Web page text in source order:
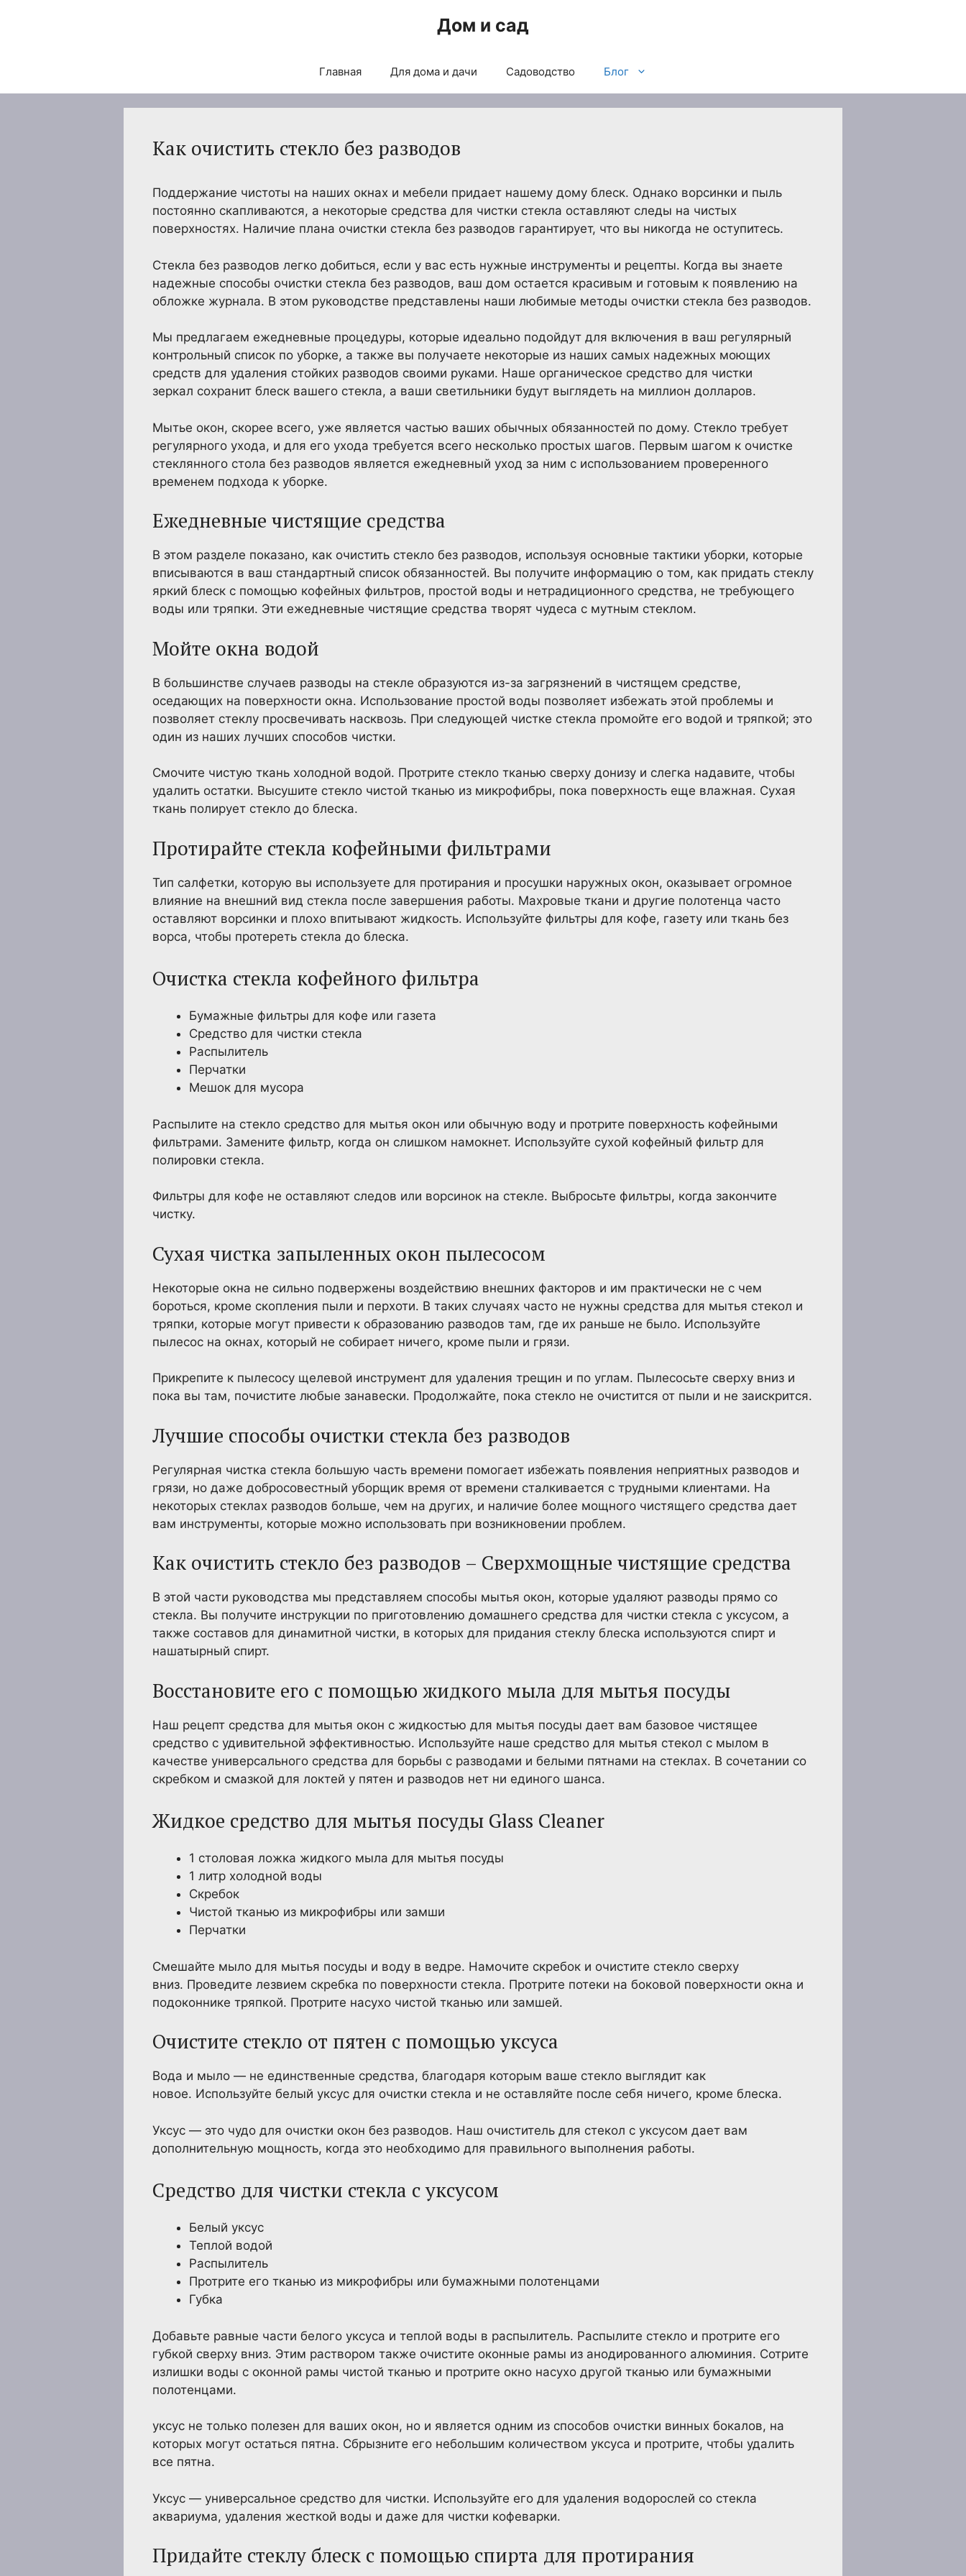
Дом и сад
Главная Для дома и дачи Садоводство Блог
Как очистить стекло без разводов
Поддержание чистоты на наших окнах и мебели придает нашему дому блеск. Однако ворсинки и пыль
постоянно скапливаются, а некоторые средства для чистки стекла оставляют следы на чистых
поверхностях. Наличие плана очистки стекла без разводов гарантирует, что вы никогда не оступитесь.
Стекла без разводов легко добиться, если у вас есть нужные инструменты и рецепты. Когда вы знаете
надежные способы очистки стекла без разводов, ваш дом остается красивым и готовым к появлению на
обложке журнала. В этом руководстве представлены наши любимые методы очистки стекла без разводов.
Мы предлагаем ежедневные процедуры, которые идеально подойдут для включения в ваш регулярный
контрольный список по уборке, а также вы получаете некоторые из наших самых надежных моющих
средств для удаления стойких разводов своими руками. Наше органическое средство для чистки
зеркал сохранит блеск вашего стекла, а ваши светильники будут выглядеть на миллион долларов.
Мытье окон, скорее всего, уже является частью ваших обычных обязанностей по дому. Стекло требует
регулярного ухода, и для его ухода требуется всего несколько простых шагов. Первым шагом к очистке
стеклянного стола без разводов является ежедневный уход за ним с использованием проверенного
временем подхода к уборке.
Ежедневные чистящие средства
В этом разделе показано, как очистить стекло без разводов, используя основные тактики уборки, которые
вписываются в ваш стандартный список обязанностей. Вы получите информацию о том, как придать стеклу
яркий блеск с помощью кофейных фильтров, простой воды и нетрадиционного средства, не требующего
воды или тряпки. Эти ежедневные чистящие средства творят чудеса с мутным стеклом.
Мойте окна водой
В большинстве случаев разводы на стекле образуются из-за загрязнений в чистящем средстве,
оседающих на поверхности окна. Использование простой воды позволяет избежать этой проблемы и
позволяет стеклу просвечивать насквозь. При следующей чистке стекла промойте его водой и тряпкой; это
один из наших лучших способов чистки.
Смочите чистую ткань холодной водой. Протрите стекло тканью сверху донизу и слегка надавите, чтобы
удалить остатки. Высушите стекло чистой тканью из микрофибры, пока поверхность еще влажная. Сухая
ткань полирует стекло до блеска.
Протирайте стекла кофейными фильтрами
Тип салфетки, которую вы используете для протирания и просушки наружных окон, оказывает огромное
влияние на внешний вид стекла после завершения работы. Махровые ткани и другие полотенца часто
оставляют ворсинки и плохо впитывают жидкость. Используйте фильтры для кофе, газету или ткань без
ворса, чтобы протереть стекла до блеска.
Очистка стекла кофейного фильтра
Бумажные фильтры для кофе или газета
Средство для чистки стекла
Распылитель
Перчатки
Мешок для мусора
Распылите на стекло средство для мытья окон или обычную воду и протрите поверхность кофейными
фильтрами. Замените фильтр, когда он слишком намокнет. Используйте сухой кофейный фильтр для
полировки стекла.
Фильтры для кофе не оставляют следов или ворсинок на стекле. Выбросьте фильтры, когда закончите
чистку.
Сухая чистка запыленных окон пылесосом
Некоторые окна не сильно подвержены воздействию внешних факторов и им практически не с чем
бороться, кроме скопления пыли и перхоти. В таких случаях часто не нужны средства для мытья стекол и
тряпки, которые могут привести к образованию разводов там, где их раньше не было. Используйте
пылесос на окнах, который не собирает ничего, кроме пыли и грязи.
Прикрепите к пылесосу щелевой инструмент для удаления трещин и по углам. Пылесосьте сверху вниз и
пока вы там, почистите любые занавески. Продолжайте, пока стекло не очистится от пыли и не заискрится.
Лучшие способы очистки стекла без разводов
Регулярная чистка стекла большую часть времени помогает избежать появления неприятных разводов и
грязи, но даже добросовестный уборщик время от времени сталкивается с трудными клиентами. На
некоторых стеклах разводов больше, чем на других, и наличие более мощного чистящего средства дает
вам инструменты, которые можно использовать при возникновении проблем.
Как очистить стекло без разводов – Сверхмощные чистящие средства
В этой части руководства мы представляем способы мытья окон, которые удаляют разводы прямо со
стекла. Вы получите инструкции по приготовлению домашнего средства для чистки стекла с уксусом, а
также составов для динамитной чистки, в которых для придания стеклу блеска используются спирт и
нашатырный спирт.
Восстановите его с помощью жидкого мыла для мытья посуды
Наш рецепт средства для мытья окон с жидкостью для мытья посуды дает вам базовое чистящее
средство с удивительной эффективностью. Используйте наше средство для мытья стекол с мылом в
качестве универсального средства для борьбы с разводами и белыми пятнами на стеклах. В сочетании со
скребком и смазкой для локтей у пятен и разводов нет ни единого шанса.
Жидкое средство для мытья посуды Glass Cleaner
1 столовая ложка жидкого мыла для мытья посуды
1 литр холодной воды
Скребок
Чистой тканью из микрофибры или замши
Перчатки
Смешайте мыло для мытья посуды и воду в ведре. Намочите скребок и очистите стекло сверху
вниз. Проведите лезвием скребка по поверхности стекла. Протрите потеки на боковой поверхности окна и
подоконнике тряпкой. Протрите насухо чистой тканью или замшей.
Очистите стекло от пятен с помощью уксуса
Вода и мыло — не единственные средства, благодаря которым ваше стекло выглядит как
новое. Используйте белый уксус для очистки стекла и не оставляйте после себя ничего, кроме блеска.
Уксус — это чудо для очистки окон без разводов. Наш очиститель для стекол с уксусом дает вам
дополнительную мощность, когда это необходимо для правильного выполнения работы.
Средство для чистки стекла с уксусом
Белый уксус
Теплой водой
Распылитель
Протрите его тканью из микрофибры или бумажными полотенцами
Губка
Добавьте равные части белого уксуса и теплой воды в распылитель. Распылите стекло и протрите его
губкой сверху вниз. Этим раствором также очистите оконные рамы из анодированного алюминия. Сотрите
излишки воды с оконной рамы чистой тканью и протрите окно насухо другой тканью или бумажными
полотенцами.
уксус не только полезен для ваших окон, но и является одним из способов очистки винных бокалов, на
которых могут остаться пятна. Сбрызните его небольшим количеством уксуса и протрите, чтобы удалить
все пятна.
Уксус — универсальное средство для чистки. Используйте его для удаления водорослей со стекла
аквариума, удаления жесткой воды и даже для чистки кофеварки.
Придайте стеклу блеск с помощью спирта для протирания